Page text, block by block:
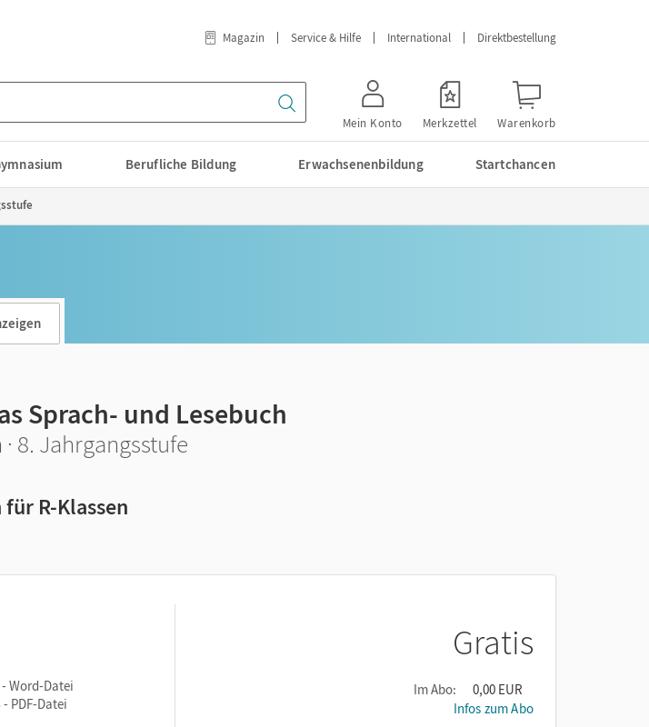
Magazin Service & Hilfe International Direktbestellung
Mein Konto Merkzettel Warenkorb
Berufliche Bildung Erwachsenenbildung Startchancen
Sprach- und Lesebuch
8. Jahrgangsstufe
R-Klassen
- Word-Datei
- PDF-Datei
Gratis
Im Abo:
0,00 EUR
Infos zum Abo